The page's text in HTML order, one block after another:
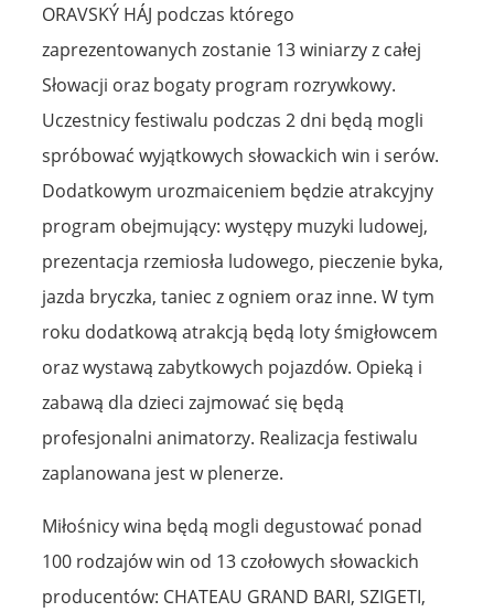
ORAVSKÝ HÁJ podczas którego
zaprezentowanych zostanie 13 winiarzy z całej
Słowacji oraz bogaty program rozrywkowy.
Uczestnicy festiwalu podczas 2 dni będą mogli
spróbować wyjątkowych słowackich win i serów.
Dodatkowym urozmaiceniem będzie atrakcyjny
program obejmujący: występy muzyki ludowej,
prezentacja rzemiosła ludowego, pieczenie byka,
jazda bryczka, taniec z ogniem oraz inne. W tym
roku dodatkową atrakcją będą loty śmigłowcem
oraz wystawą zabytkowych pojazdów. Opieką i
zabawą dla dzieci zajmować się będą
profesjonalni animatorzy. Realizacja festiwalu
zaplanowana jest w plenerze.
Miłośnicy wina będą mogli degustować ponad
100 rodzajów win od 13 czołowych słowackich
producentów: CHATEAU GRAND BARI, SZIGETI,